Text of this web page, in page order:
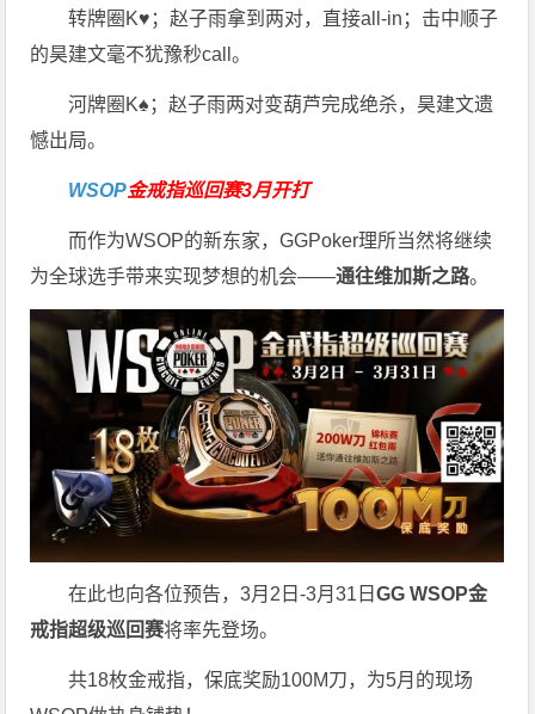
转牌圈K♥；赵子雨拿到两对，直接all-in；击中顺子
的昊建文毫不犹豫秒call。
河牌圈K♠；赵子雨两对变葫芦完成绝杀，昊建文遗
憾出局。
WSOP金戒指巡回赛3月开打
而作为WSOP的新东家，GGPoker理所当然将继续
为全球选手带来实现梦想的机会——通往维加斯之路。
在此也向各位预告，3月2日-3月31日GG WSOP金
戒指超级巡回赛将率先登场。
共18枚金戒指，保底奖励100M刀，为5月的现场